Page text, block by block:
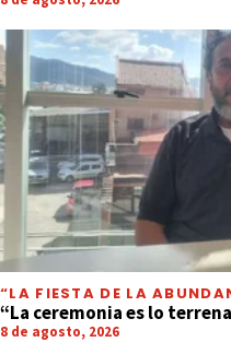
“LA FIESTA DE LA
“La ceremonia es lo
8 de agosto, 2026